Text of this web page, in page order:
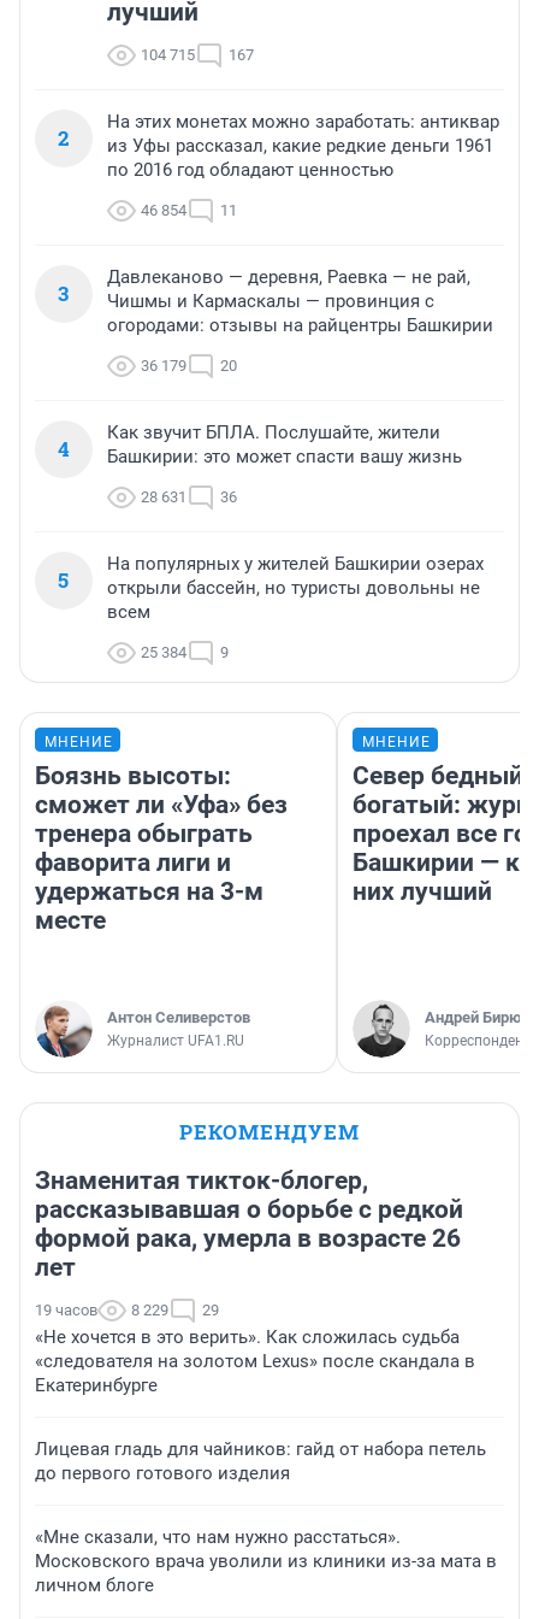
лучший
104 715 167
2
На этих монетах можно заработать: антиквар
из Уфы рассказал, какие редкие деньги 1961
по 2016 год обладают ценностью
46 854 11
3
Давлеканово — деревня, Раевка — не рай,
Чишмы и Кармаскалы — провинция с
огородами: отзывы на райцентры Башкирии
36 179 20
4
Как звучит БПЛА. Послушайте, жители
Башкирии: это может спасти вашу жизнь
28 631 36
5
На популярных у жителей Башкирии озерах
открыли бассейн, но туристы довольны не
всем
25 384 9
МНЕНИЕ
Боязнь высоты:
сможет ли «Уфа» без
тренера обыграть
фаворита лиги и
удержаться на 3-м
месте
Антон Селиверстов
Журналист UFA1.RU
МНЕНИЕ
Север бедный,
богатый:
проехал все
Башкирии —
них лучший
Андрей
Корреспондент
РЕКОМЕНДУЕМ
Знаменитая тикток-блогер,
рассказывавшая о борьбе с редкой
формой рака, умерла в возрасте 26
лет
19 часов 8 229 29
«Не хочется в это верить». Как сложилась судьба
«следователя на золотом Lexus» после скандала в
Екатеринбурге
Лицевая гладь для чайников: гайд от набора петель
до первого готового изделия
«Мне сказали, что нам нужно расстаться».
Московского врача уволили из клиники из-за мата в
личном блоге